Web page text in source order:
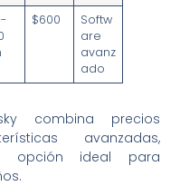
$600
Softw
are
avanz
ado
combina precios
avanzadas,
opción ideal para